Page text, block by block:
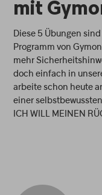
mit
Diese 5 Übungen
Programm von
mehr
doch einfach in
arbeite schon heute
einer
ICH WILL MEINEN